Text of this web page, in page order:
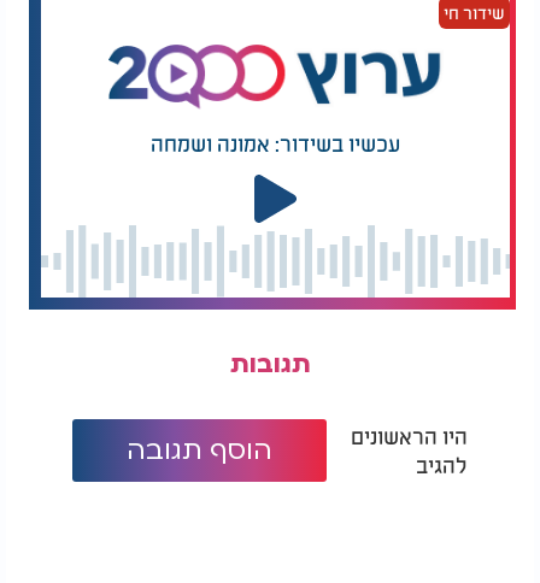
שידור חי
עכשיו בשידור: אמונה ושמחה
תגובות
היו הראשונים
להגיב
הוסף תגובה